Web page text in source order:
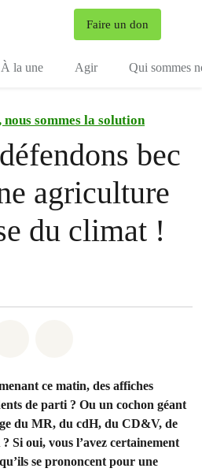
Faire un don
À la une Agir Qui sommes
nous sommes la solution
bec
agriculture
du climat !
ce matin, des affiches
de parti ? Ou un cochon géant
du MR, du cdH, du CD&V, de
Si oui, vous l’avez certainement
se prononcent pour une